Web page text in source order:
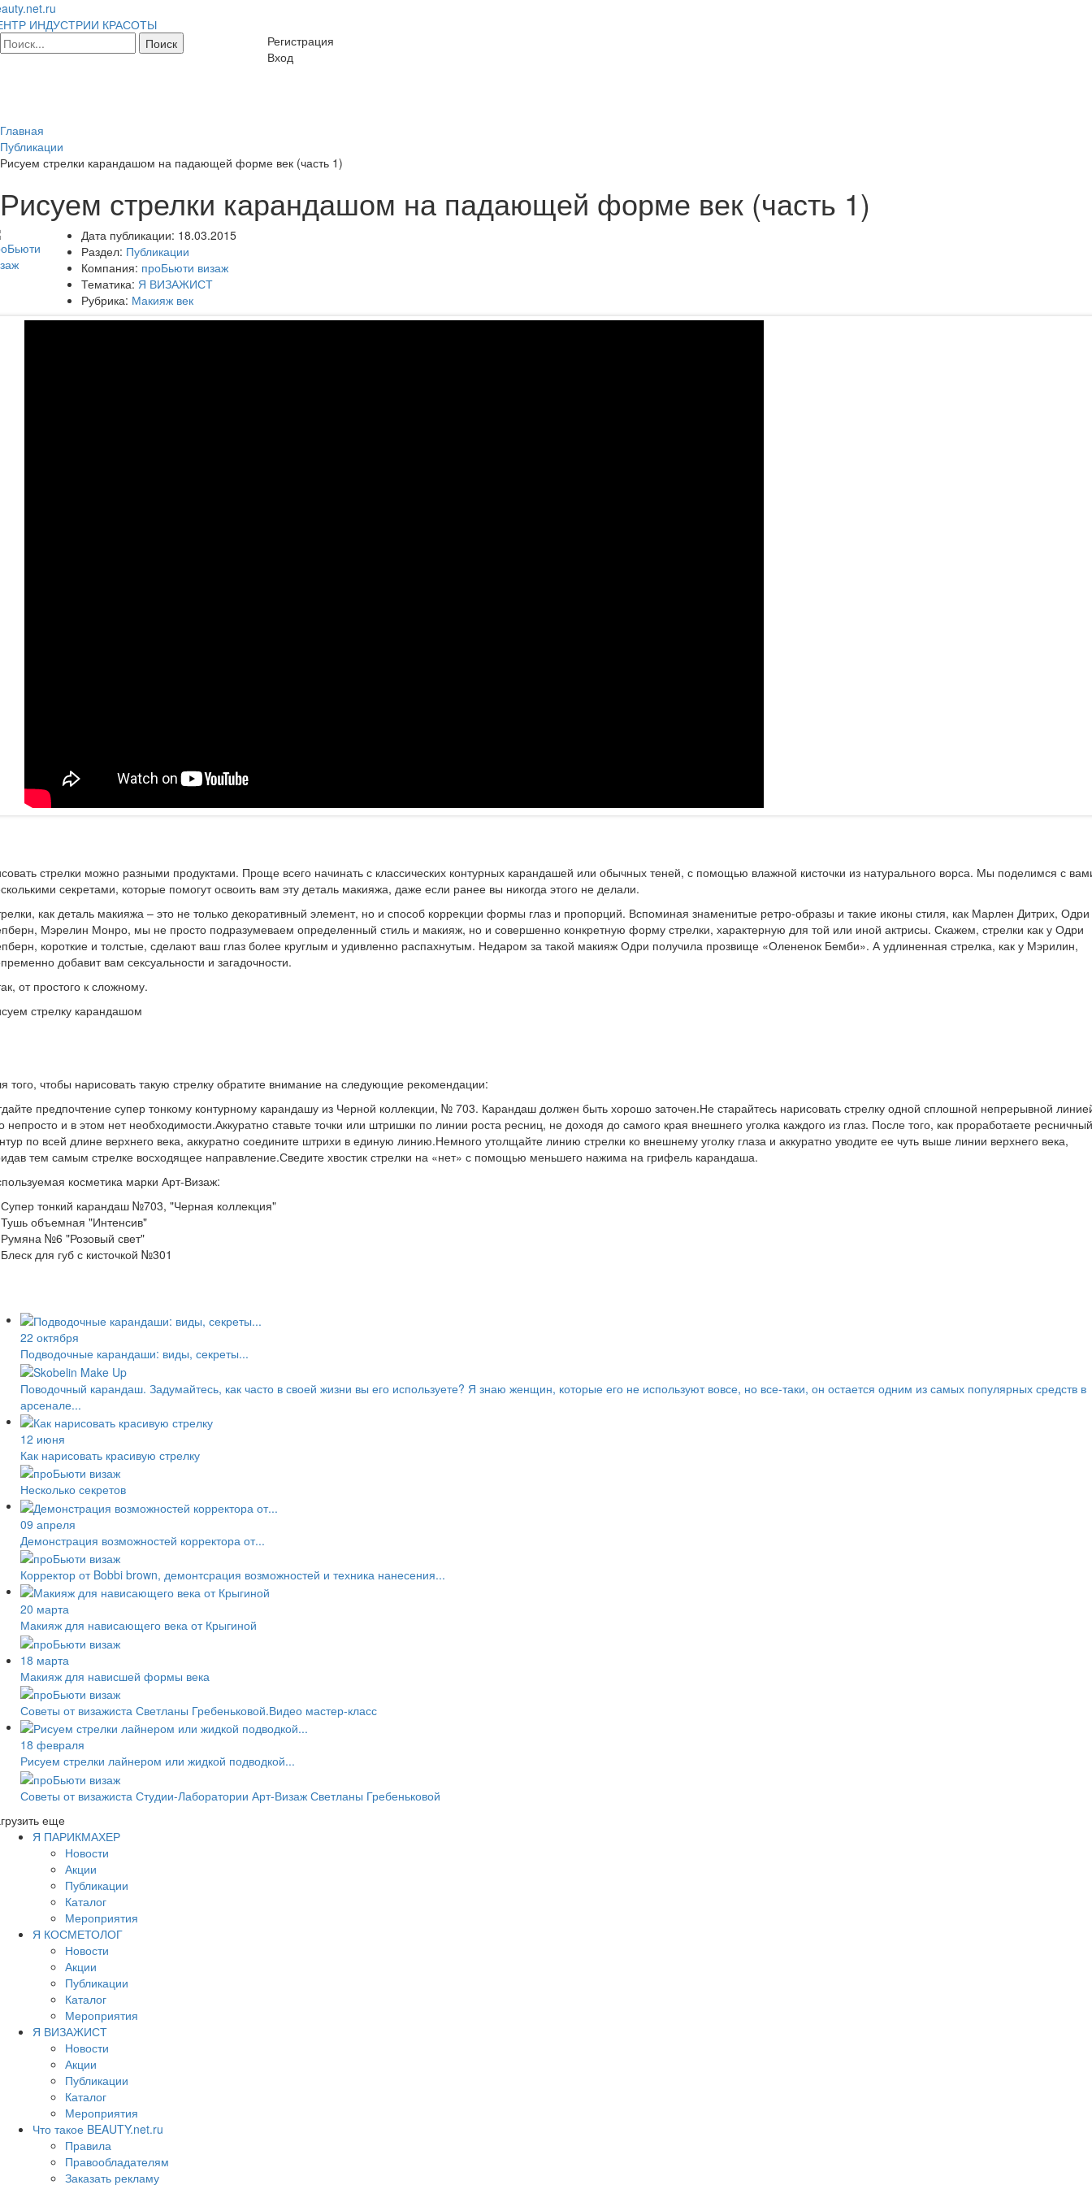
ИНДУСТРИИ КРАСОТЫ
Регистрация
Вход
Главная
Публикации
Рисуем стрелки карандашом на падающей форме век (часть 1)
Рисуем стрелки карандашом на падающей форме век (часть 1)
Дата публикации: 18.03.2015
Раздел: Публикации
Компания: проБьюти визаж
Тематика: Я ВИЗАЖИСТ
Рубрика: Макияж век
стрелки можно разными продуктами. Проще всего начинать с классических контурных карандашей или обычных теней, с помощью влажной кисточки из натурального ворса. Мы поделимся с
секретами, которые помогут освоить вам эту деталь макияжа, даже если ранее вы никогда этого не делали.
как деталь макияжа – это не только декоративный элемент, но и способ коррекции формы глаз и пропорций. Вспоминая знаменитые ретро-образы и такие иконы стиля, как Марлен Дитрих, Одри
Мэрелин Монро, мы не просто подразумеваем определенный стиль и макияж, но и совершенно конкретную форму стрелки, характерную для той или иной актрисы. Скажем, стрелки как у Одри
короткие и толстые, сделают ваш глаз более круглым и удивленно распахнутым. Недаром за такой макияж Одри получила прозвище «Олененок Бемби». А удлиненная стрелка, как у Мэрилин,
добавит вам сексуальности и загадочности.
от простого к сложному.
стрелку карандашом
того, чтобы нарисовать такую стрелку обратите внимание на следующие рекомендации:
предпочтение супер тонкому контурному карандашу из Черной коллекции, № 703. Карандаш должен быть хорошо заточен.Не старайтесь нарисовать стрелку одной сплошной непрерывной
непросто и в этом нет необходимости.Аккуратно ставьте точки или штришки по линии роста ресниц, не доходя до самого края внешнего уголка каждого из глаз. После того, как проработаете ресничный
по всей длине верхнего века, аккуратно соедините штрихи в единую линию.Немного утолщайте линию стрелки ко внешнему уголку глаза и аккуратно уводите ее чуть выше линии верхнего века,
тем самым стрелке восходящее направление.Сведите хвостик стрелки на «нет» с помощью меньшего нажима на грифель карандаша.
косметика марки Арт-Визаж:
тонкий карандаш №703, "Черная коллекция"
объемная "Интенсив"
№6 "Розовый свет"
для губ с кисточкой №301
22 октября
Подводочные карандаши: виды, секреты...
Поводочный карандаш. Задумайтесь, как часто в своей жизни вы его используете? Я знаю женщин, которые его не используют вовсе, но все-таки, он остается одним из самых популярных средств в
арсенале...
12 июня
Как нарисовать красивую стрелку
Несколько секретов
09 апреля
Демонстрация возможностей корректора от...
Корректор от Bobbi brown, демонтсрация возможностей и техника нанесения...
20 марта
Макияж для нависающего века от Крыгиной
18 марта
Макияж для нависшей формы века
Советы от визажиста Светланы Гребеньковой.Видео мастер-класс
18 февраля
Рисуем стрелки лайнером или жидкой подводкой...
Советы от визажиста Студии-Лаборатории Арт-Визаж Светланы Гребеньковой
еще
Я ПАРИКМАХЕР
Новости
Акции
Публикации
Каталог
Мероприятия
Я КОСМЕТОЛОГ
Новости
Акции
Публикации
Каталог
Мероприятия
Я ВИЗАЖИСТ
Новости
Акции
Публикации
Каталог
Мероприятия
Что такое BEAUTY.net.ru
Правила
Правообладателям
Заказать рекламу